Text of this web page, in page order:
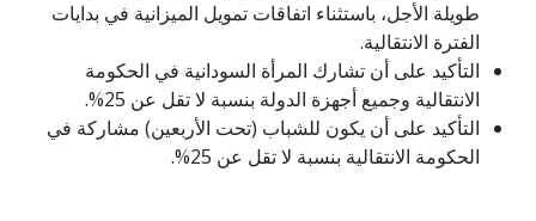
طويلة الأجل، باستثناء اتفاقات تمويل الميزانية في بدايات
الفترة الانتقالية.
التأكيد على أن تشارك المرأة السودانية في الحكومة
الانتقالية وجميع أجهزة الدولة بنسبة لا تقل عن 25%.
التأكيد على أن يكون للشباب (تحت الأربعين) مشاركة في
الحكومة الانتقالية بنسبة لا تقل عن 25%.